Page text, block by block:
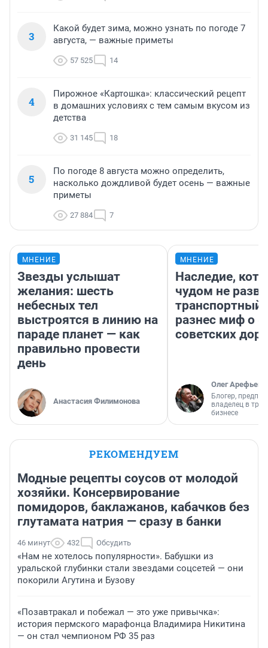
3
Какой будет зима, можно узнать по погоде 7
августа, — важные приметы
57 525 14
4
Пирожное «Картошка»: классический рецепт
в домашних условиях с тем самым вкусом из
детства
31 145 18
5
По погоде 8 августа можно определить,
насколько дождливой будет осень — важные
приметы
27 884 7
МНЕНИЕ
Звезды услышат
желания: шесть
небесных тел
выстроятся в линию на
параде планет — как
правильно провести
день
Анастасия Филимонова
МНЕНИЕ
Наследие,
чудом не
транспортный
разнес миф о
советских
Олег Арефьев
Блогер,
владелец в
бизнесе
РЕКОМЕНДУЕМ
Модные рецепты соусов от молодой
хозяйки. Консервирование
помидоров, баклажанов, кабачков без
глутамата натрия — сразу в банки
46 минут 432 Обсудить
«Нам не хотелось популярности». Бабушки из
уральской глубинки стали звездами соцсетей — они
покорили Агутина и Бузову
«Позавтракал и побежал — это уже привычка»:
история пермского марафонца Владимира Никитина
— он стал чемпионом РФ 35 раз